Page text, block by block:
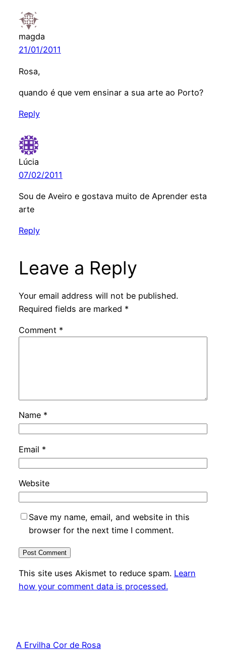
magda
21/01/2011
Rosa,
quando é que vem ensinar a sua arte ao Porto?
Reply
Lúcia
07/02/2011
Sou de Aveiro e gostava muito de Aprender esta
arte
Reply
Leave a Reply
Your email address will not be published.
Required fields are marked *
Comment *
Name *
Email *
Website
Save my name, email, and website in this
browser for the next time I comment.
This site uses Akismet to reduce spam. Learn
how your comment data is processed.
A Ervilha Cor de Rosa